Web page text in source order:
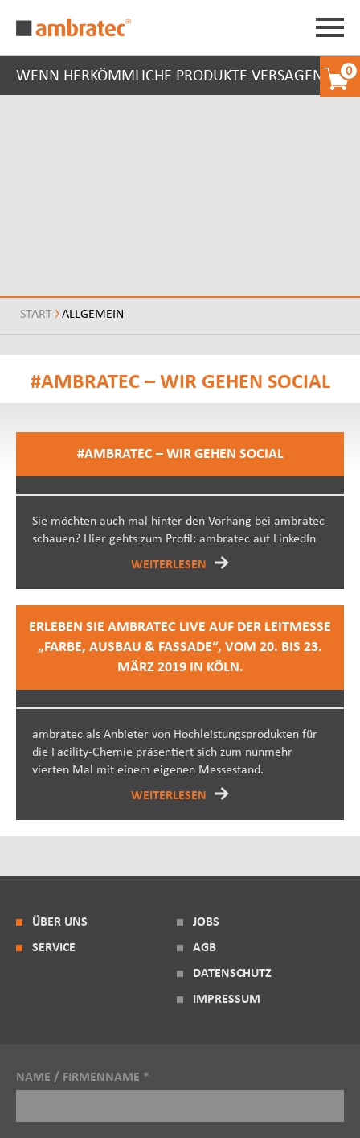
0
WENN HERKÖMMLICHE PRODUKTE VERSAGEN
START ALLGEMEIN
#AMBRATEC – WIR GEHEN SOCIAL
#AMBRATEC – WIR GEHEN SOCIAL
Sie möchten auch mal hinter den Vorhang bei ambratec
schauen? Hier gehts zum Profil: ambratec auf LinkedIn
WEITERLESEN
ERLEBEN SIE AMBRATEC LIVE AUF DER LEITMESSE
„FARBE, AUSBAU & FASSADE“, VOM 20. BIS 23.
MÄRZ 2019 IN KÖLN.
ambratec als Anbieter von Hochleistungsprodukten für
die Facility-Chemie präsentiert sich zum nunmehr
vierten Mal mit einem eigenen Messestand.
WEITERLESEN
ÜBER UNS
SERVICE
JOBS
AGB
DATENSCHUTZ
IMPRESSUM
NAME / FIRMENNAME *